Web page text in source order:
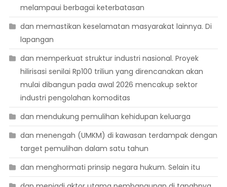
melampaui berbagai keterbatasan
dan memastikan keselamatan masyarakat lainnya. Di
lapangan
dan memperkuat struktur industri nasional. Proyek
hilirisasi senilai Rp100 triliun yang direncanakan akan
mulai dibangun pada awal 2026 mencakup sektor
industri pengolahan komoditas
dan mendukung pemulihan kehidupan keluarga
dan menengah (UMKM) di kawasan terdampak dengan
target pemulihan dalam satu tahun
dan menghormati prinsip negara hukum. Selain itu